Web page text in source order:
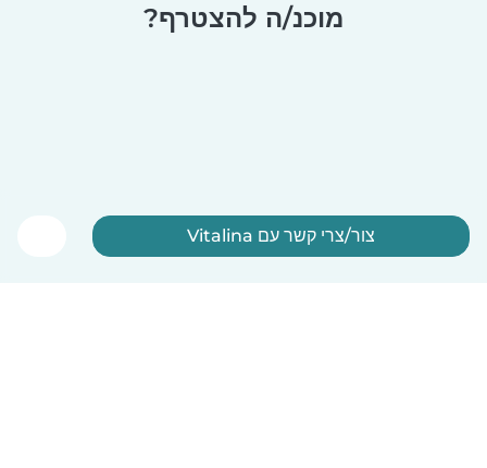
מוכנ/ה להצטרף?
צור/צרי קשר עם Vitalina